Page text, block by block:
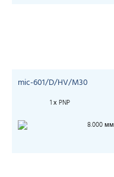
mic-601/D/HV/M30
1 х PNP
8.000 мм